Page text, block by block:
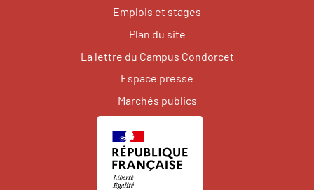
Emplois et stages
Plan du site
La lettre du Campus Condorcet
Espace presse
Marchés publics